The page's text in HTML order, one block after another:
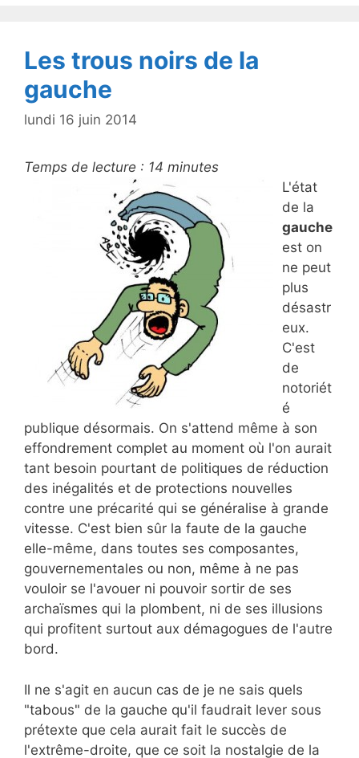
Les trous noirs de la
gauche
lundi 16 juin 2014
Temps de lecture : 14 minutes
L'état
de la
gauche
est on
ne peut
plus
désastr
eux.
C'est
de
notoriét
é
publique désormais. On s'attend même à son
effondrement complet au moment où l'on aurait
tant besoin pourtant de politiques de réduction
des inégalités et de protections nouvelles
contre une précarité qui se généralise à grande
vitesse. C'est bien sûr la faute de la gauche
elle-même, dans toutes ses composantes,
gouvernementales ou non, même à ne pas
vouloir se l'avouer ni pouvoir sortir de ses
archaïsmes qui la plombent, ni de ses illusions
qui profitent surtout aux démagogues de l'autre
bord.
Il ne s'agit en aucun cas de je ne sais quels
"tabous" de la gauche qu'il faudrait lever sous
prétexte que cela aurait fait le succès de
l'extrême-droite, que ce soit la nostalgie de la